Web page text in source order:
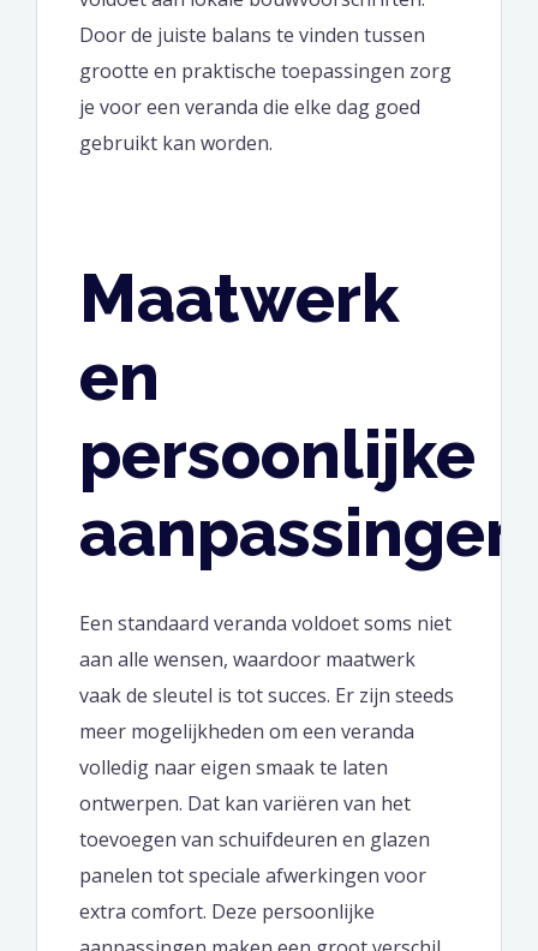
Door de juiste balans te vinden tussen
grootte en praktische toepassingen zorg
je voor een veranda die elke dag goed
gebruikt kan worden.
Maatwerk
en
persoonlijke
aanpassingen
Een standaard veranda voldoet soms niet
aan alle wensen, waardoor maatwerk
vaak de sleutel is tot succes. Er zijn steeds
meer mogelijkheden om een veranda
volledig naar eigen smaak te laten
ontwerpen. Dat kan variëren van het
toevoegen van schuifdeuren en glazen
panelen tot speciale afwerkingen voor
extra comfort. Deze persoonlijke